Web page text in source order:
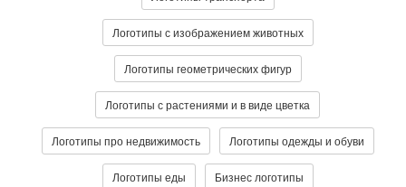
Логотипы с изображением животных
Логотипы геометрических фигур
Логотипы с растениями и в виде цветка
Логотипы про недвижимость Логотипы одежды и обуви
Логотипы еды Бизнес логотипы